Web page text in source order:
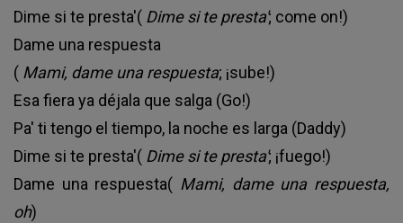
Dime si te presta'( Dime si te presta'; come on!)
Dame una respuesta
( Mami, dame una respuesta; ¡sube!)
Esa fiera ya déjala que salga (Go!)
Pa' ti tengo el tiempo, la noche es larga (Daddy)
Dime si te presta'( Dime si te presta'; ¡fuego!)
Dame una respuesta( Mami, dame una respuesta,
oh)